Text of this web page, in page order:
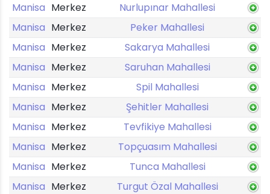
Manisa Merkez
Nurlupınar Mahallesi
Manisa Merkez
Peker Mahallesi
Manisa Merkez
Sakarya Mahallesi
Manisa Merkez
Saruhan Mahallesi
Manisa Merkez
Spil Mahallesi
Manisa Merkez
Şehitler Mahallesi
Manisa Merkez
Tevfikiye Mahallesi
Manisa Merkez
Topçuasım Mahallesi
Manisa Merkez
Tunca Mahallesi
Manisa Merkez
Turgut Özal Mahallesi